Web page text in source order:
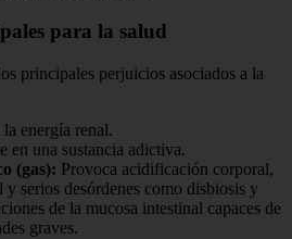
para la salud
principales perjuicios asociados a la
energía renal.
en una sustancia adictiva.
(gas): Provoca acidificación corporal,
serios desórdenes como disbiosis y
de la mucosa intestinal capaces de
graves.